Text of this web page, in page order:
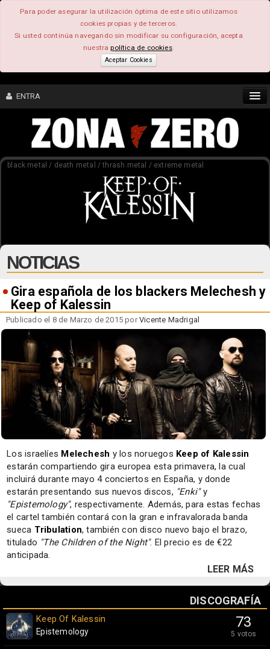
Para poder asegurar la utilización óptima de este sitio utilizamos
cookies propias y de terceros.
Si usted continúa navegando sin modificar su configuración, acepta
nuestrapolítica de cookies.
Aceptar Cookies
ENTRA
CONTENIDO
black metal / death metal / thrash metal / extreme metal
NOTICIAS
Gira española de los blackers Melechesh y
Keep of Kalessin
Publicado el 8 de Marzo de 2015 porVicente Madrigal
Los israelíes Melechesh y los noruegos Keep of Kalessin
estarán compartiendo gira europea esta primavera, la cual
incluirá durante mayo 4 conciertos en España, y donde
estarán presentando sus nuevos discos, "Enki"y
"Epistemology", respectivamente. Además, para estas fechas
el cartel también contará con la gran e infravalorada banda
sueca Tribulation, también con disco nuevo bajo el brazo,
titulado "The Children of the Night". El precio es de €22
anticipada.
LEER MÁS
DISCOGRAFÍA
73
5 votos
Keep Of Kalessin
Epistemology